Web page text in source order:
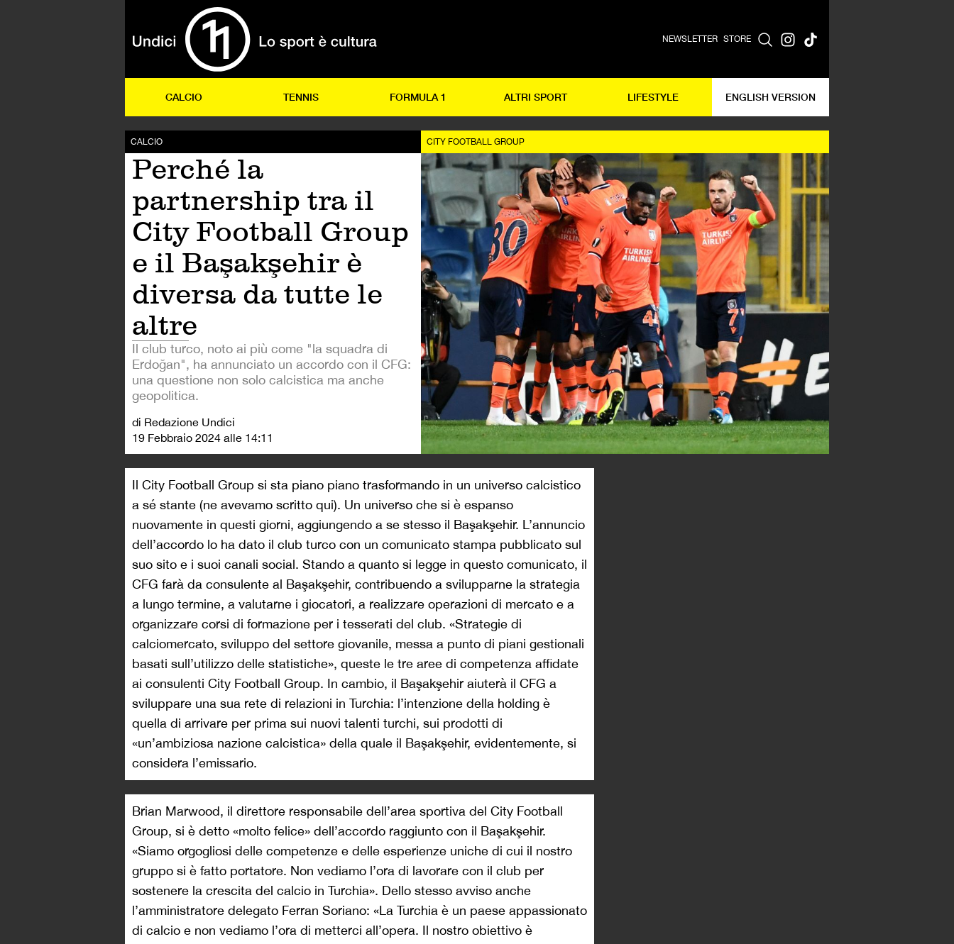
NEWSLETTER STORE
CALCIO TENNIS FORMULA 1 ALTRI SPORT LIFESTYLE ENGLISH VERSION
CALCIO
Perché la
partnership tra il
City Football Group
e il Başakşehir è
diversa da tutte le
altre
Il club turco, noto ai più come "la squadra di
Erdoğan", ha annunciato un accordo con il CFG:
una questione non solo calcistica ma anche
geopolitica.
di Redazione Undici
19 Febbraio 2024 alle 14:11
CITY FOOTBALL GROUP
Il City Football Group si sta piano piano trasformando in un universo calcistico
a sé stante (ne avevamo scritto qui). Un universo che si è espanso
nuovamente in questi giorni, aggiungendo a se stesso il Başakşehir. L’annuncio
dell’accordo lo ha dato il club turco con un comunicato stampa pubblicato sul
suo sito e i suoi canali social. Stando a quanto si legge in questo comunicato, il
CFG farà da consulente al Başakşehir, contribuendo a svilupparne la strategia
a lungo termine, a valutarne i giocatori, a realizzare operazioni di mercato e a
organizzare corsi di formazione per i tesserati del club. «Strategie di
calciomercato, sviluppo del settore giovanile, messa a punto di piani gestionali
basati sull’utilizzo delle statistiche», queste le tre aree di competenza affidate
ai consulenti City Football Group. In cambio, il Başakşehir aiuterà il CFG a
sviluppare una sua rete di relazioni in Turchia: l’intenzione della holding è
quella di arrivare per prima sui nuovi talenti turchi, sui prodotti di
«un’ambiziosa nazione calcistica» della quale il Başakşehir, evidentemente, si
considera l’emissario.
Brian Marwood, il direttore responsabile dell’area sportiva del City Football
Group, si è detto «molto felice» dell’accordo raggiunto con il Başakşehir.
«Siamo orgogliosi delle competenze e delle esperienze uniche di cui il nostro
gruppo si è fatto portatore. Non vediamo l’ora di lavorare con il club per
sostenere la crescita del calcio in Turchia». Dello stesso avviso anche
l’amministratore delegato Ferran Soriano: «La Turchia è un paese appassionato
di calcio e non vediamo l’ora di metterci all’opera. Il nostro obiettivo è